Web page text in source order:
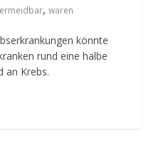
,waren
könnte
rund eine halbe
an Krebs.